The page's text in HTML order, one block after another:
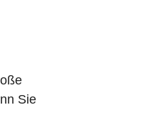
Sie